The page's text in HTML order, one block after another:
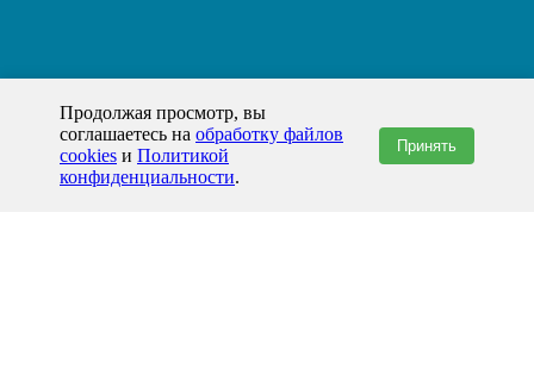
Продолжая просмотр, вы
соглашаетесь на обработку файлов
cookies и Политикой
конфиденциальности.
Принять